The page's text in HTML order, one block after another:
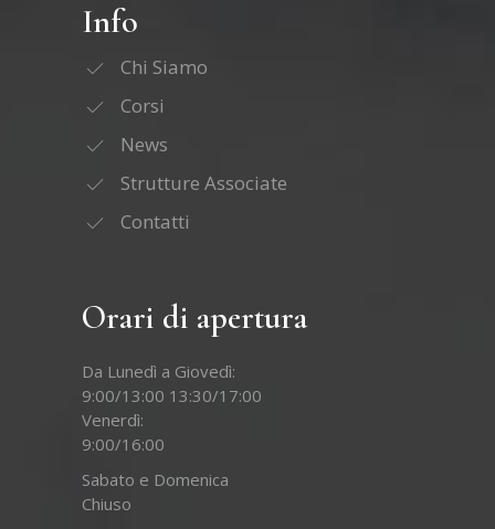
Info
Chi Siamo
Corsi
News
Strutture Associate
Contatti
Orari di apertura
Da Lunedì a Giovedì:
9:00/13:00 13:30/17:00
Venerdì:
9:00/16:00
Sabato e Domenica
Chiuso